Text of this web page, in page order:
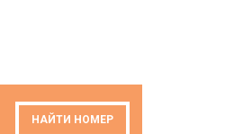
НАЙТИ НОМЕР